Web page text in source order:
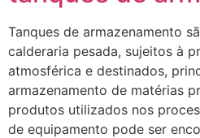
Tanques de armazenamento
calderaria pesada, sujeitos à
atmosférica e destinados,
armazenamento de matérias
produtos utilizados nos
de equipamento pode ser